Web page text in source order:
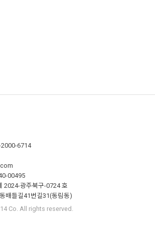
6714
00495
2024-광주북구-0724 호
배들길41번길31(동림동)
Co. All rights reserved.